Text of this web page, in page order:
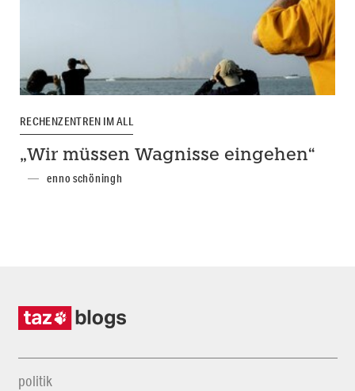
RECHENZENTREN IM ALL
„Wir müssen Wagnisse eingehen“
enno schöningh
politik